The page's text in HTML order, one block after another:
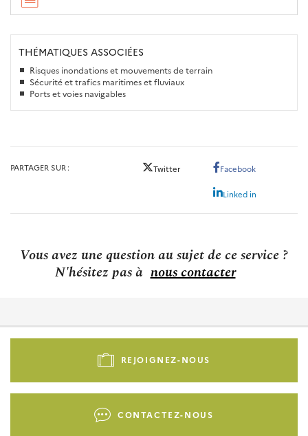
THÉMATIQUES ASSOCIÉES
Risques inondations et mouvements de terrain
Sécurité et trafics maritimes et fluviaux
Ports et voies navigables
PARTAGER SUR Twitter Facebook
Linked in
Vous avez une question au sujet de ce service ?
N'hésitez pas à nous contacter
Pied
-
REJOIGNEZ-NOUS
CONTACTEZ-NOUS